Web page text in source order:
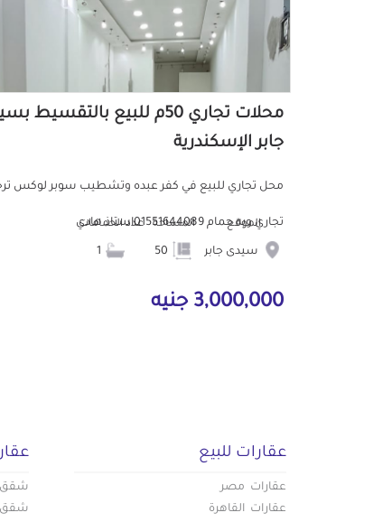
محلات تجاري 50م للبيع بالتقسيط
جابر الإسكندرية
محل تجاري للبيع في كفر عبده وتشطيب سوبر لوكس
تجاري وبه حمام 01551644089استاذ هادي
الموقع
سيدى جابر
المساحة عدد الحمامات
3,000,000 جنيه
عقارات للبيع
عقارات مصر
عقارات القاهرة
شقق
شقق